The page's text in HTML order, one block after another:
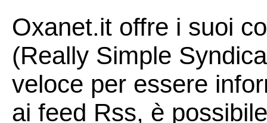
Oxanet.it offre i suoi
(Really Simple
veloce per essere
ai feed Rss, è